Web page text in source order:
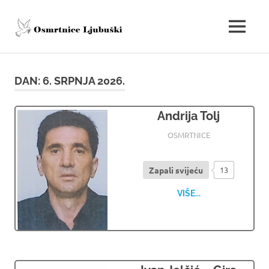
content
Ljubuški
MENU
DAN:6. SRPNJA 2026.
Andrija Tolj
06.07.2026
OSMRTNICE LJUBUSKI
OSMRTNICE
Zapali svijeću 13
VIŠE...